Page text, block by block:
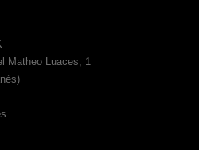
Matheo Luaces, 1